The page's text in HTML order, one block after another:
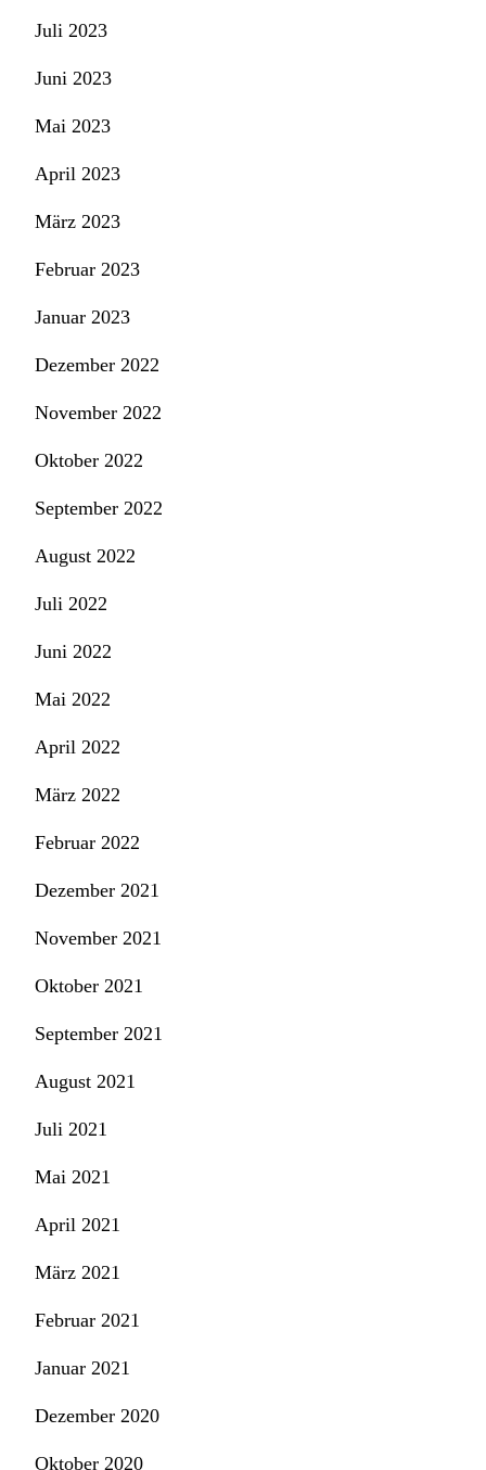
Juli 2023
Juni 2023
Mai 2023
April 2023
März 2023
Februar 2023
Januar 2023
Dezember 2022
November 2022
Oktober 2022
September 2022
August 2022
Juli 2022
Juni 2022
Mai 2022
April 2022
März 2022
Februar 2022
Dezember 2021
November 2021
Oktober 2021
September 2021
August 2021
Juli 2021
Mai 2021
April 2021
März 2021
Februar 2021
Januar 2021
Dezember 2020
Oktober 2020